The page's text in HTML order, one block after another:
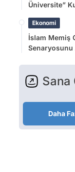
Üniversite”
Ekonomi
İslam Memiş
Senaryosunu
Sana
Daha